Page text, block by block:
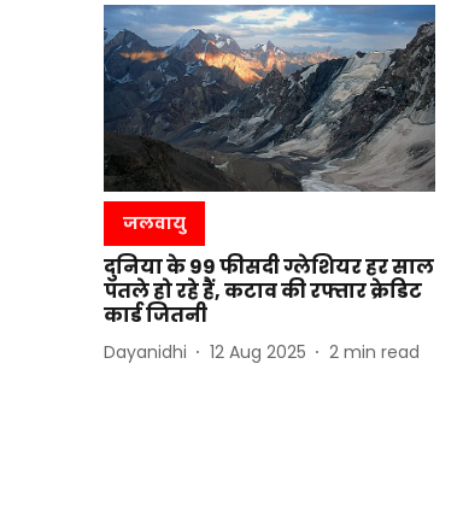
जलवायु
दुनिया के 99 फीसदी ग्लेशियर हर साल
पतले हो रहे हैं, कटाव की रफ्तार क्रेडिट
कार्ड जितनी
Dayanidhi 12 Aug 2025 2 min read